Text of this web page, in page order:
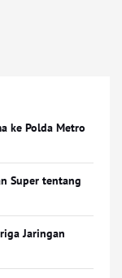
ke Polda Metro
Super tentang
Jaringan